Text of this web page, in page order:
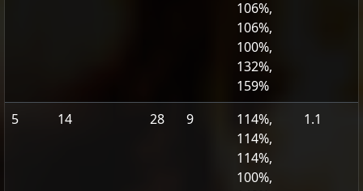
106%,
106%,
100%,
132%,
159%
5 14 28 9
114%,
114%,
114%,
100%,
1.1